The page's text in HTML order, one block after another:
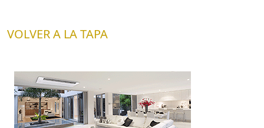
VOLVER A LA TAPA